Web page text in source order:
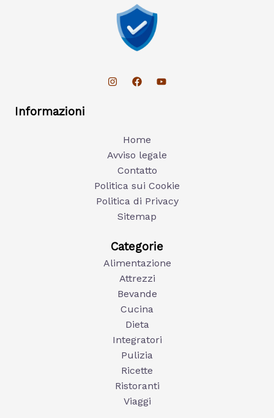
Informazioni
Home
Avviso legale
Contatto
Politica sui Cookie
Politica di Privacy
Sitemap
Categorie
Alimentazione
Attrezzi
Bevande
Cucina
Dieta
Integratori
Pulizia
Ricette
Ristoranti
Viaggi